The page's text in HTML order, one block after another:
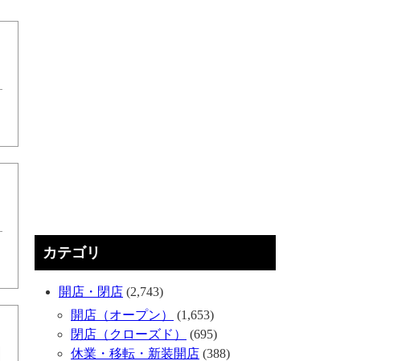
カテゴリ
開店・閉店 (2,743)
開店（オープン）
(1,653)
閉店（クローズド）
(695)
休業・移転・新装開店 (388)